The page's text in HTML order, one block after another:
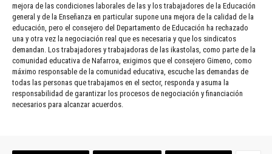
mejora de las condiciones laborales de las y los trabajadores de la Educación
general y de la Enseñanza en particular supone una mejora de la calidad de la
educación, pero el consejero del Departamento de Educación ha rechazado
una y otra vez la negociación real que es necesaria y que los sindicatos
demandan. Los trabajadores y trabajadoras de las ikastolas, como parte de la
comunidad educativa de Nafarroa, exigimos que el consejero Gimeno, como
máximo responsable de la comunidad educativa, escuche las demandas de
todas las personas que trabajamos en el sector, responda y asuma la
responsabilidad de garantizar los procesos de negociación y financiación
necesarios para alcanzar acuerdos.